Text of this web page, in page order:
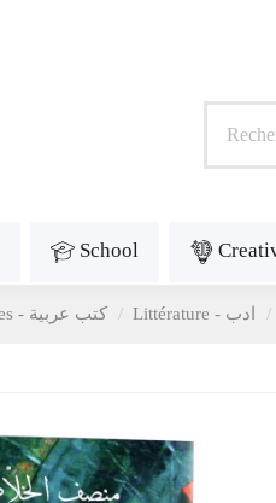
School
Livres Arabes - كتب عربية Littérature - ادب